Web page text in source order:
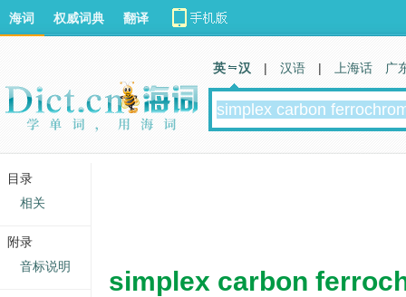
simplex carbon
海词 权威词典 翻译
英 汉 | 汉语 | 上海话 广
目录
相关
附录
音标说明